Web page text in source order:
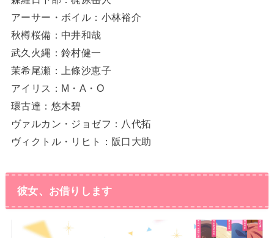
アーサー・ボイル：小林裕介
秋樽桜備：中井和哉
武久火縄：鈴村健一
茉希尾瀬：上條沙恵子
アイリス：M・A・O
環古達：悠木碧
ヴァルカン・ジョゼフ：八代拓
ヴィクトル・リヒト：阪口大助
彼女、お借りします